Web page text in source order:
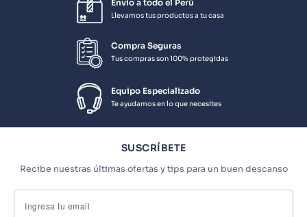
Envío a todo el Perú
Llevamos tus productos a tu casa
Compra Seguras
Tus compras son 100% protegidas
Equipo Especializado
Te ayudamos en lo que necesites
SUSCRÍBETE
Recibe nuestras últimas ofertas y tips para un buen descanso